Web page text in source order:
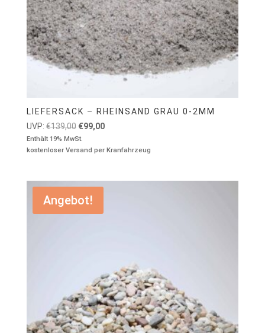
LIEFERSACK – RHEINSAND GRAU 0-2MM
UVP: €139,00 Ursprünglicher
Preis
war:
€99,00Aktueller
ist:
Enthält 19% MwSt.
kostenloser Versand per Kranfahrzeug
Angebot!